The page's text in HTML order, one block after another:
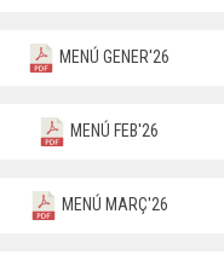
MENÚ GENER'26
MENÚ FEB'26
MENÚ MARÇ'26